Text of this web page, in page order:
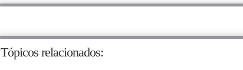
Tópicos relacionados: